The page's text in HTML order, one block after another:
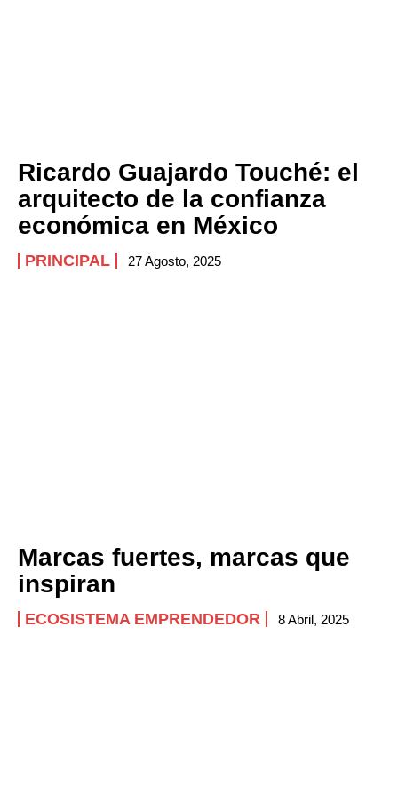
Ricardo Guajardo Touché: el
arquitecto de la confianza
económica en México
PRINCIPAL 27 Agosto, 2025
Marcas fuertes, marcas que
inspiran
ECOSISTEMA EMPRENDEDOR 8 Abril, 2025